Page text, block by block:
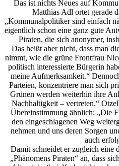
Das ist nichts Neues auf
Matthias Adl ortet gerade
„Kommunalpolitiker sind einfach
eigentlich schon eine ganz gute
Piraten, die sich anonymer,
Das heißt aber nicht, dass man
nimmt, wie die grüne Frontfrau
politisch interessierte Bürgerin
meine Aufmerksamkeit.“
Parteien, konzentriere man sich
Grünen werden weiterhin ihre
Nachhaltigkeit – vertreten.“
Übereinstimmung ähnlich: „Die
den eingeschlagenen Weg
nehmen und uns deren Sorgen
auch
Damit schneidet er zugleich eine
„Phänomens Piraten“ an, dass